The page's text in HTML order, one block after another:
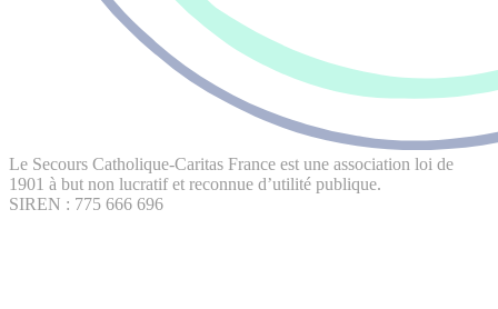
Le Secours Catholique-Caritas France est une association loi de
1901 à but non lucratif et reconnue d’utilité publique.
SIREN : 775 666 696